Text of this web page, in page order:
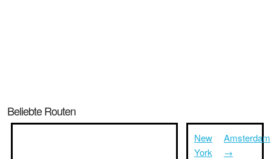
Beliebte Routen
New
York
Amsterdam
→